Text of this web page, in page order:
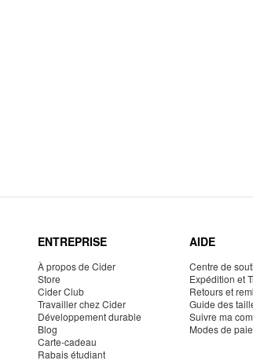
ENTREPRISE
À propos de Cider
Store
Cider Club
Travailler chez Cider
Développement durable
Blog
Carte-cadeau
Rabais étudiant
AIDE
Centre de
Expédition et
Retours et
Guide des
Suivre ma
Modes de